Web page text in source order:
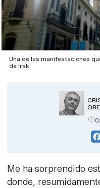
Una de las manifestaciones
de Irak.
Me ha sorprendido
donde,